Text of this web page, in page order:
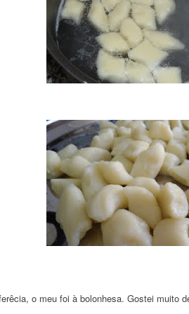
o meu foi à bolonhesa. Gostei muito